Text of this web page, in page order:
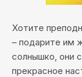
Хотите
– подарите им
солнышко, они
прекрасное